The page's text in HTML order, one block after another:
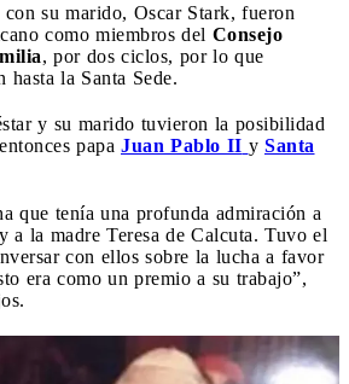
su marido, Oscar Stark, fueron
como miembros del Consejo
, por dos ciclos, por lo que
hasta la Santa Sede.
y su marido tuvieron la posibilidad
papa Juan Pablo II y Santa
que tenía una profunda admiración a
a la madre Teresa de Calcuta. Tuvo el
con ellos sobre la lucha a favor
era como un premio a su trabajo”,